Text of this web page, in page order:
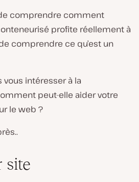
comprendre comment
profite réellement à
comprendre ce qu’est un
vous intéresser à la
peut-elle aider votre
le web ?
site